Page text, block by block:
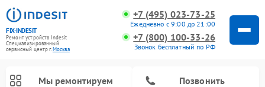
FIX-INDESIT
Ремонт устройств Indesit
Специализированный
cервисный центр г.Москва
+7 (495) 023-73-25
Ежедневно с 9:00 до 21:00
+7 (800) 100-33-26
Звонок бесплатный по РФ
Мы ремонтируем Позвонить